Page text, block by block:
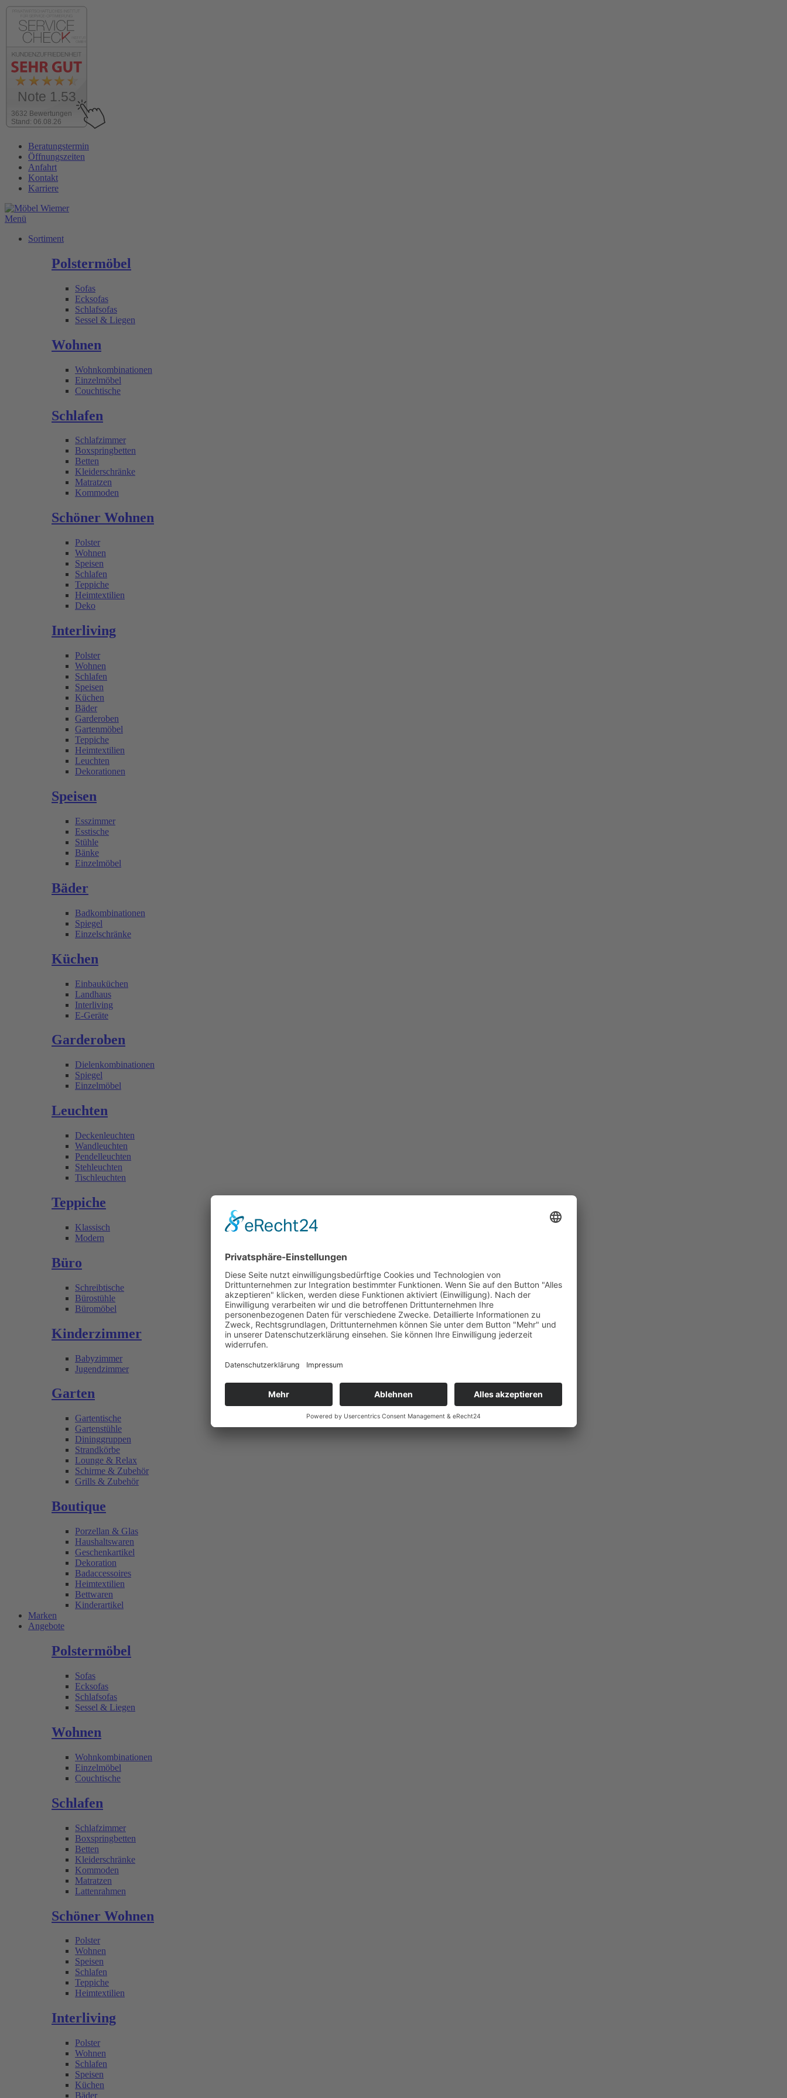
3632 Bewertungen
Stand: 06.08.26
Note 1.53
Inhalt
wechseln
Beratungstermin
Öffnungszeiten
Anfahrt
Kontakt
Karriere
Menü
Sortiment
Polstermöbel
Sofas
Ecksofas
Schlafsofas
Sessel & Liegen
Wohnen
Wohnkombinationen
Einzelmöbel
Couchtische
Schlafen
Schlafzimmer
Boxspringbetten
Betten
Kleiderschränke
Matratzen
Kommoden
Schöner Wohnen
Polster
Wohnen
Speisen
Schlafen
Teppiche
Heimtextilien
Deko
Interliving
Polster
Wohnen
Schlafen
Speisen
Küchen
Bäder
Garderoben
Gartenmöbel
Teppiche
Heimtextilien
Leuchten
Dekorationen
Speisen
Esszimmer
Esstische
Stühle
Bänke
Einzelmöbel
Bäder
Badkombinationen
Spiegel
Einzelschränke
Küchen
Einbauküchen
Landhaus
Interliving
E-Geräte
Garderoben
Dielenkombinationen
Spiegel
Einzelmöbel
Leuchten
Deckenleuchten
Wandleuchten
Pendelleuchten
Stehleuchten
Tischleuchten
Teppiche
Klassisch
Modern
Büro
Schreibtische
Bürostühle
Büromöbel
Kinderzimmer
Babyzimmer
Jugendzimmer
Garten
Gartentische
Gartenstühle
Dininggruppen
Strandkörbe
Lounge & Relax
Schirme & Zubehör
Grills & Zubehör
Boutique
Porzellan & Glas
Haushaltswaren
Geschenkartikel
Dekoration
Badaccessoires
Heimtextilien
Bettwaren
Kinderartikel
Marken
Angebote
Polstermöbel
Sofas
Ecksofas
Schlafsofas
Sessel & Liegen
Wohnen
Wohnkombinationen
Einzelmöbel
Couchtische
Schlafen
Schlafzimmer
Boxspringbetten
Betten
Kleiderschränke
Kommoden
Matratzen
Lattenrahmen
Schöner Wohnen
Polster
Wohnen
Speisen
Schlafen
Teppiche
Heimtextilien
Interliving
Polster
Wohnen
Schlafen
Speisen
Küchen
Bäder